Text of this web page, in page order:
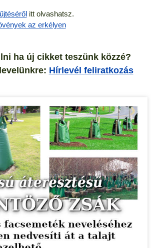
itt olvashatsz.
az erkélyen
ha új cikket teszünk közzé?
Hírlevél feliratkozás